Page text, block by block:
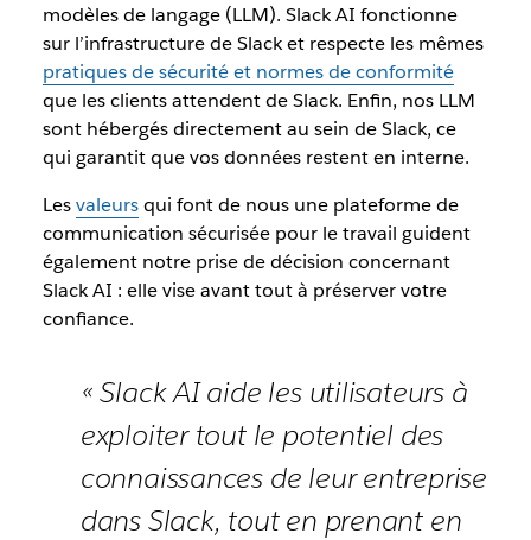
modèles de langage (LLM). Slack AI fonctionne
sur l’infrastructure de Slack et respecte les mêmes
pratiques de sécurité et normes de conformité
que les clients attendent de Slack. Enfin, nos LLM
sont hébergés directement au sein de Slack, ce
qui garantit que vos données restent en interne.
Lesvaleursqui font de nous une plateforme de
communication sécurisée pour le travail guident
également notre prise de décision concernant
Slack AI : elle vise avant tout à préserver votre
confiance.
« Slack AI aide les utilisateurs à
exploiter tout le potentiel des
connaissances de leur entreprise
dans Slack, tout en prenant en